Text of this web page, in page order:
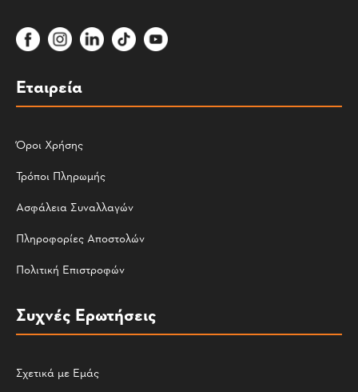
Εταιρεία
Όροι Χρήσης
Τρόποι Πληρωμής
Ασφάλεια Συναλλαγών
Πληροφορίες Αποστολών
Πολιτική Επιστροφών
Συχνές Ερωτήσεις
Σχετικά με Εμάς